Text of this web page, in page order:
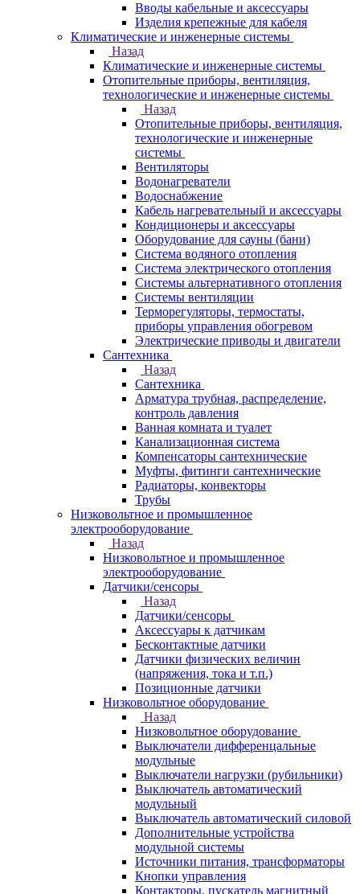
Вводы кабельные и аксессуары
Изделия крепежные для кабеля
Климатические и инженерные системы
Назад
Климатические и инженерные системы
Отопительные приборы, вентиляция,
технологические и инженерные системы
Назад
Отопительные приборы, вентиляция,
технологические и инженерные
системы
Вентиляторы
Водонагреватели
Водоснабжение
Кабель нагревательный и аксессуары
Кондиционеры и аксессуары
Оборудование для сауны (бани)
Система водяного отопления
Система электрического отопления
Системы альтернативного отопления
Системы вентиляции
Терморегуляторы, термостаты,
приборы управления обогревом
Электрические приводы и двигатели
Сантехника
Назад
Сантехника
Арматура трубная, распределение,
контроль давления
Ванная комната и туалет
Канализационная система
Компенсаторы сантехнические
Муфты, фитинги сантехнические
Радиаторы, конвекторы
Трубы
Низковольтное и промышленное
электрооборудование
Назад
Низковольтное и промышленное
электрооборудование
Датчики/сенсоры
Назад
Датчики/сенсоры
Аксессуары к датчикам
Бесконтактные датчики
Датчики физических величин
(напряжения, тока и т.п.)
Позиционные датчики
Низковольтное оборудование
Назад
Низковольтное оборудование
Выключатели дифференцальные
модульные
Выключатели нагрузки (рубильники)
Выключатель автоматический
модульный
Выключатель автоматический силовой
Дополнительные устройства
модульной системы
Источники питания, трансформаторы
Кнопки управления
Контакторы, пускатель магнитный